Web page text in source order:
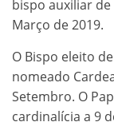
bispo auxiliar de
Março de 2019.
O Bispo eleito
nomeado
Setembro. O
cardinalícia a 9